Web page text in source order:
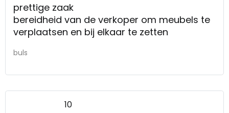
prettige zaak
bereidheid van de verkoper om meubels te
verplaatsen en bij elkaar te zetten
buls
10